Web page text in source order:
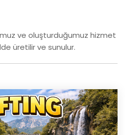
ve oluşturduğumuz hizmet
üretilir ve sunulur.